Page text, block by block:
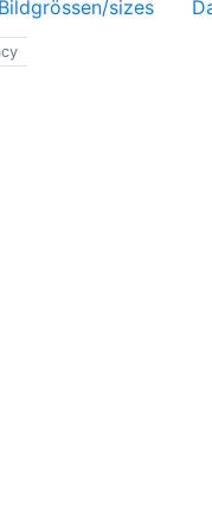
Bildgrössen/sizes